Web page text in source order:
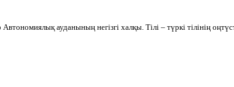
ауданының негізгі халқы. Тілі – түркі тілінің